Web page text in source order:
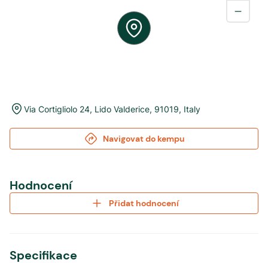
Via Cortigliolo 24, Lido Valderice, 91019, Italy
Navigovat do kempu
Hodnocení
Přidat hodnocení
Specifikace